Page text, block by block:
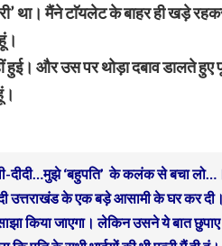
था। मैंने टाॅयलेट के बाहर ही खड़े
और उस पर थोड़ा दबाव डालते हुए
दीदी…मुझे ‘बहुपति’ के कलंक से बचा
उत्तराखंड के एक बड़े आसामी के घर कर
किया जाएगा। लेकिन उसने ये बात